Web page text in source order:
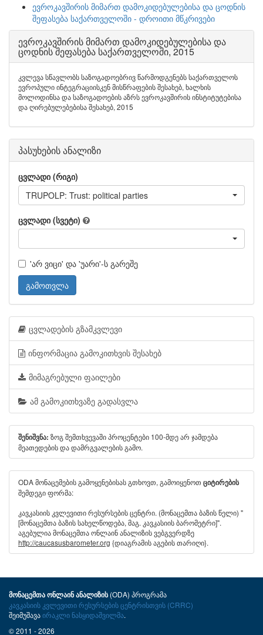
ევროკავშირის მიმართ დამოკიდებულებისა და ცოდნის
შეფასება საქართველოში - დროითი მწკრივები
ევროკავშირის მიმართ დამოკიდებულებისა და
ცოდნის შეფასება საქართველოში, 2015
კვლევა სწავლობს საზოგადოებრივ წარმოდგენებს საქართველოს
ევროპული ინტეგრაციისკენ მისწრაფების შესახებ, ხალხის
მოლოდინსა და საზოგადოების აზრს ევროკავშირის ინსტიტუტებისა
და ღირებულებებისა შესახებ, 2015
პასუხების ანალიზი
ცვლადი (რიგი)
TRUPOLP: Trust: political parties
ცვლადი (სვეტი)
'არ ვიცი' და 'უარი'-ს გარეშე
გამოთვლა
ცვლადების გზამკვლევი
ინფორმაცია გამოკითხვის შესახებ
მიმაგრებული ფაილები
ამ გამოკითხვაზე გადასვლა
შენიშვნა: ზოგ შემთხვევაში პროცენტები 100-მდე არ ჯამდება
მეათედების და დამრგვალების გამო.
ODA მონაცემების გამოყენებისას გთხოვთ, გამოიყენოთ ციტირების
შემდეგი ფორმა:
კავკასიის კვლევითი რესურსების ცენტრი. (მონაცემთა ბაზის წელი) "
[მონაცემთა ბაზის სახელწოდება, მაგ. კავკასიის ბარომეტრი]".
აგებულია მონაცემთა ონლაინ ანალიზის ვებგვერდზე
http://caucasusbarometer.org {დიაგრამის აგების თარიღი}.
მონაცემთა ონლაინ ანალიზის(ODA) პროგრამა
კავკასიის კვლევითი რესურსების ცენტრისთვის (CRRC)
შეიმუშავაირაკლი ნასყიდაშვილმა.
© 2011 - 2026